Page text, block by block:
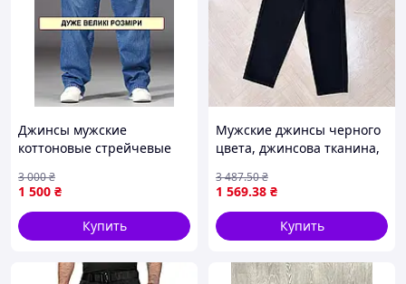
Джинсы мужские
коттоновые стрейчевые
на высокий рост NN
1 500 ₴
3 000₴
Купить
Мужские джинсы черного
цвета, джинсова тканина,
повседневной носки, в
размере XS, Турция
1 569.38 ₴
3 487.50₴
Купить